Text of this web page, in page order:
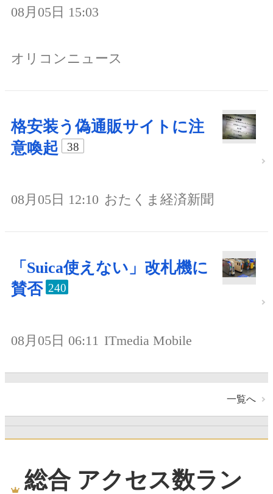
08月05日 15:03
オリコンニュース
格安装う偽通販サイトに注
意喚起
38
08月05日 12:10 おたくま経済新聞
「Suica使えない」改札機に
賛否 240
08月05日 06:11 ITmedia Mobile
一覧へ
総合 アクセス数ラン